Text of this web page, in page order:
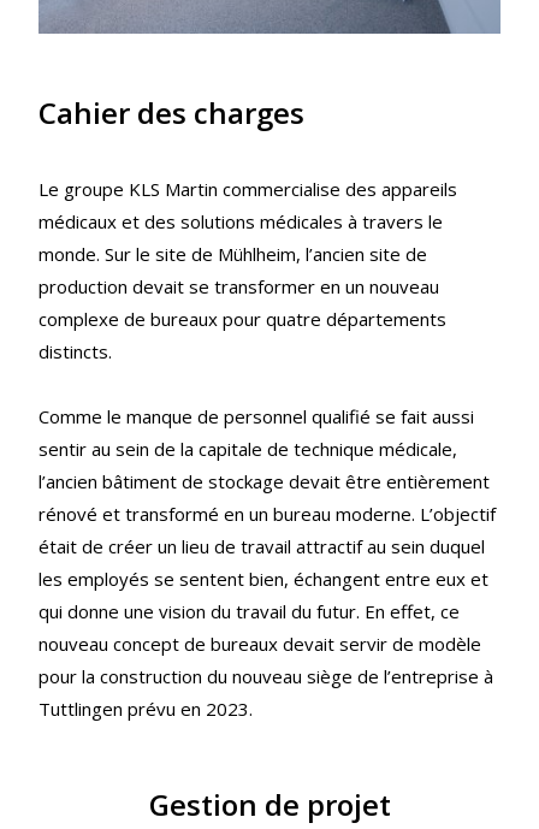
Cahier des charges
Le groupe KLS Martin commercialise des appareils
médicaux et des solutions médicales à travers le
monde. Sur le site de Mühlheim, l’ancien site de
production devait se transformer en un nouveau
complexe de bureaux pour quatre départements
distincts.
Comme le manque de personnel qualifié se fait aussi
sentir au sein de la capitale de technique médicale,
l’ancien bâtiment de stockage devait être entièrement
rénové et transformé en un bureau moderne. L’objectif
était de créer un lieu de travail attractif au sein duquel
les employés se sentent bien, échangent entre eux et
qui donne une vision du travail du futur. En effet, ce
nouveau concept de bureaux devait servir de modèle
pour la construction du nouveau siège de l’entreprise à
Tuttlingen prévu en 2023.
Gestion de projet